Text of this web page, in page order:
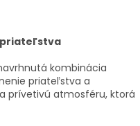
priateľstva
kombinácia
priateľstva a
prívetivú atmosféru, ktorá